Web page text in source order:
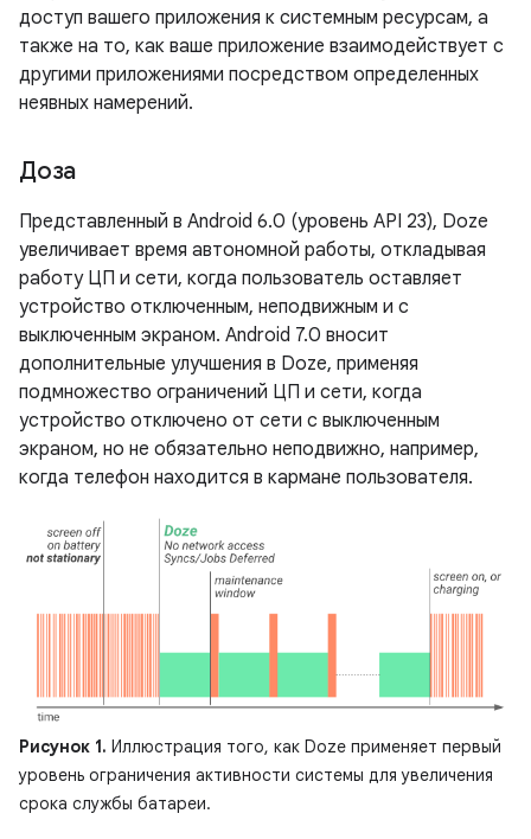
доступ вашего приложения к системным ресурсам, а
также на то, как ваше приложение взаимодействует с
другими приложениями посредством определенных
неявных намерений.
Доза
Представленный в Android 6.0 (уровень API 23), Doze
увеличивает время автономной работы, откладывая
работу ЦП и сети, когда пользователь оставляет
устройство отключенным, неподвижным и с
выключенным экраном. Android 7.0 вносит
дополнительные улучшения в Doze, применяя
подмножество ограничений ЦП и сети, когда
устройство отключено от сети с выключенным
экраном, но не обязательно неподвижно, например,
когда телефон находится в кармане пользователя.
Рисунок 1. Иллюстрация того, как Doze применяет первый
уровень ограничения активности системы для увеличения
срока службы батареи.